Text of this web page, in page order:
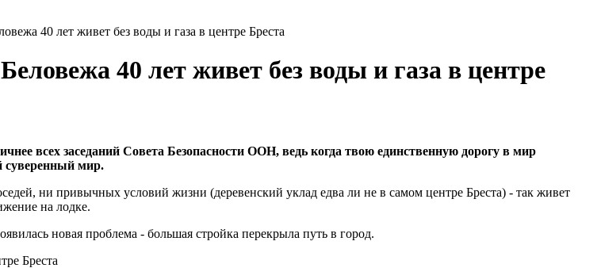
40 лет живет без воды и газа в центре Бреста
40 лет живет без воды и газа в центре
всех заседаний Совета Безопасности ООН, ведь когда твою единственную дорогу в мир
суверенный мир.
ни привычных условий жизни (деревенский уклад едва ли не в самом центре Бреста) - так живет
на лодке.
новая проблема - большая стройка перекрыла путь в город.